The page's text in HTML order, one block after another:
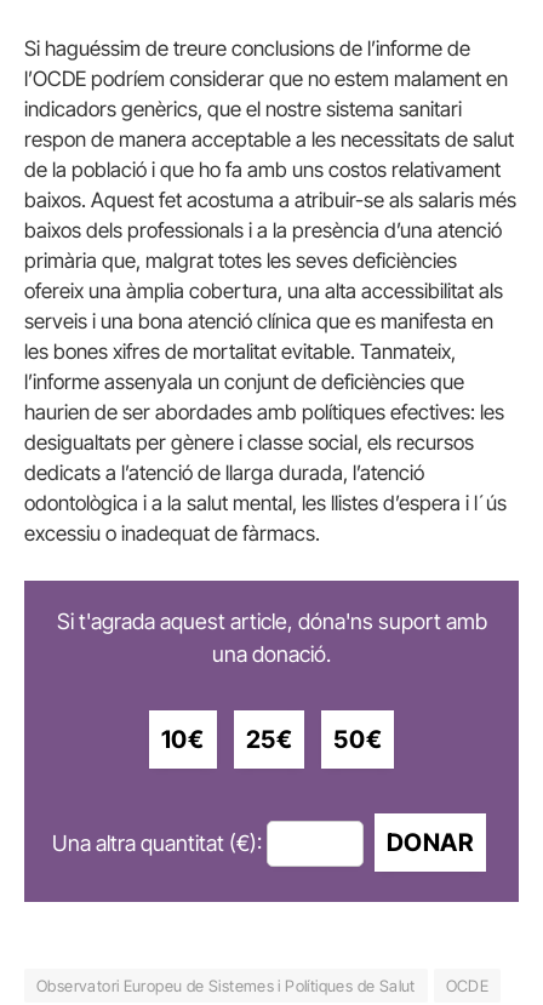
Si haguéssim de treure conclusions de l’informe de
l’OCDE podríem considerar que no estem malament en
indicadors genèrics, que el nostre sistema sanitari
respon de manera acceptable a les necessitats de salut
de la població i que ho fa amb uns costos relativament
baixos. Aquest fet acostuma a atribuir-se als salaris més
baixos dels professionals i a la presència d’una atenció
primària que, malgrat totes les seves deficiències
ofereix una àmplia cobertura, una alta accessibilitat als
serveis i una bona atenció clínica que es manifesta en
les bones xifres de mortalitat evitable. Tanmateix,
l’informe assenyala un conjunt de deficiències que
haurien de ser abordades amb polítiques efectives: les
desigualtats per gènere i classe social, els recursos
dedicats a l’atenció de llarga durada, l’atenció
odontològica i a la salut mental, les llistes d’espera i l´ús
excessiu o inadequat de fàrmacs.
Si t'agrada aquest article, dóna'ns suport amb
una donació.
10€ 25€ 50€
Una altra quantitat (€): DONAR
Observatori Europeu de Sistemes i Polítiques de Salut
OCDE